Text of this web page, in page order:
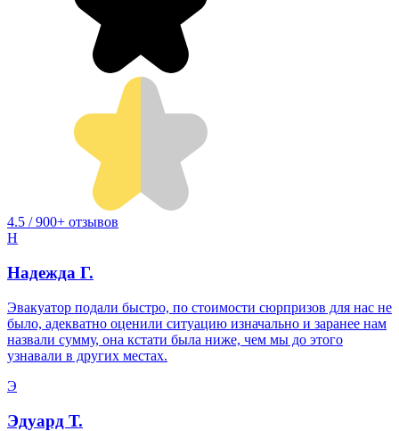
4.5 / 900+ отзывов
Н
Надежда Г.
Эвакуатор подали быстро, по стоимости сюрпризов для нас не
было, адекватно оценили ситуацию изначально и заранее нам
назвали сумму, она кстати была ниже, чем мы до этого
узнавали в других местах.
Э
Эдуард Т.